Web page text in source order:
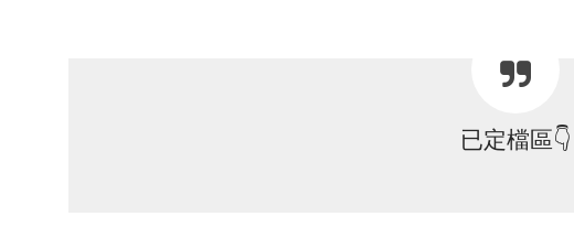
已定檔區👇